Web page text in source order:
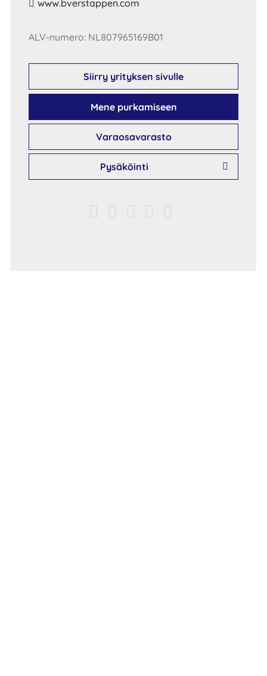
​www​.​bverstappen​.​com​
ALV-numero: NL807965169B01
Siirry yrityksen sivulle
Mene purkamiseen
Varaosavarasto
Pysäköinti